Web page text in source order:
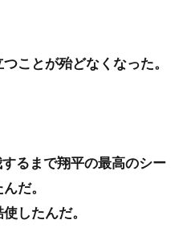
ことが殆どなくなった。
るまで翔平の最高のシー
だ。
したんだ。